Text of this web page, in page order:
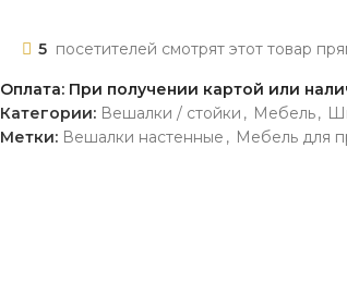
5 посетителей смотрят этот товар
Оплата: При получении картой или
Категории: Вешалки / стойки , Мебель,
Метки: Вешалки настенные , Мебель для